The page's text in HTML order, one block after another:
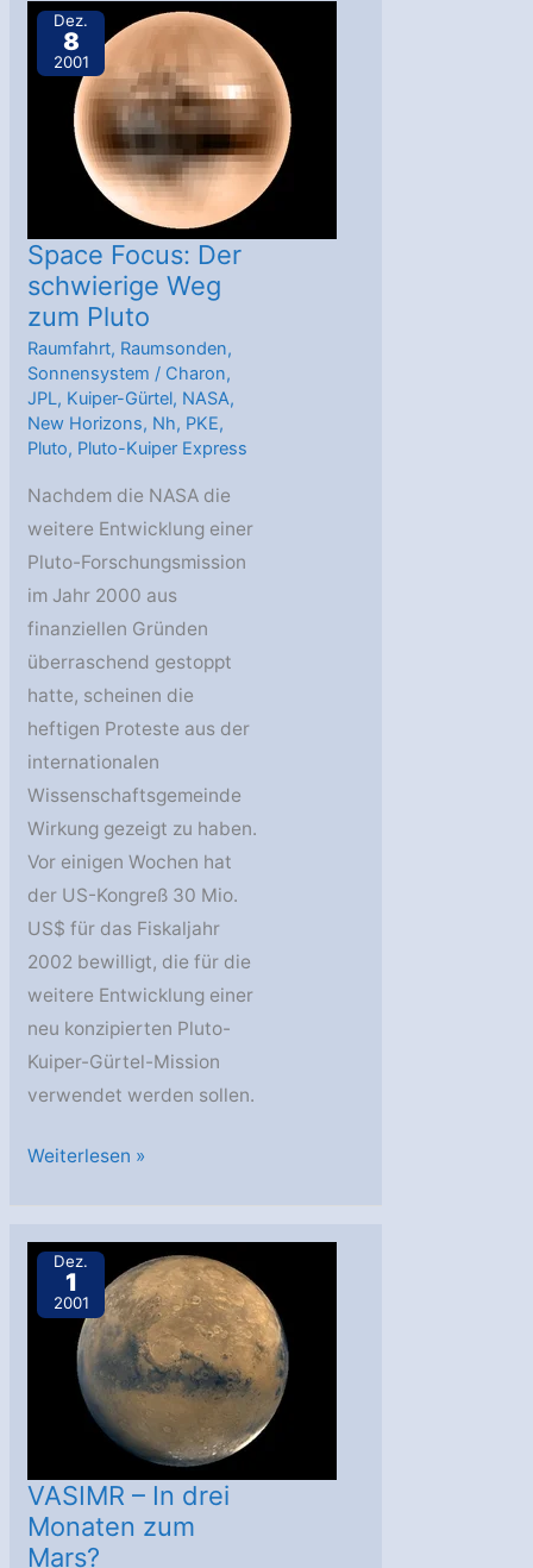
entdeckt
Dez.
8
2001
Space Focus: Der
schwierige Weg
zum Pluto
Raumfahrt, Raumsonden,
Sonnensystem / Charon,
JPL, Kuiper-Gürtel, NASA,
New Horizons, Nh, PKE,
Pluto, Pluto-Kuiper Express
Nachdem die NASA die
weitere Entwicklung einer
Pluto-Forschungsmission
im Jahr 2000 aus
finanziellen Gründen
überraschend gestoppt
hatte, scheinen die
heftigen Proteste aus der
internationalen
Wissenschaftsgemeinde
Wirkung gezeigt zu haben.
Vor einigen Wochen hat
der US-Kongreß 30 Mio.
US$ für das Fiskaljahr
2002 bewilligt, die für die
weitere Entwicklung einer
neu konzipierten Pluto-
Kuiper-Gürtel-Mission
verwendet werden sollen.
Space
schwierige
zum
Weiterlesen »
Dez.
1
2001
VASIMR – In drei
Monaten zum
Mars?